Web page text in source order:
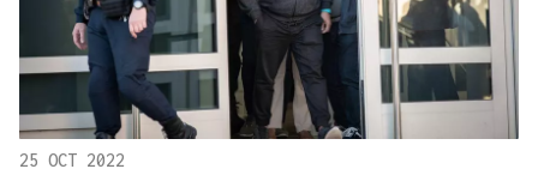
25 OCT 2022